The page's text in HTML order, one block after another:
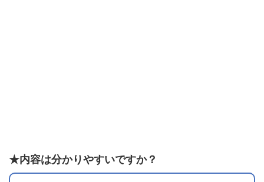
★内容は分かりやすいですか？